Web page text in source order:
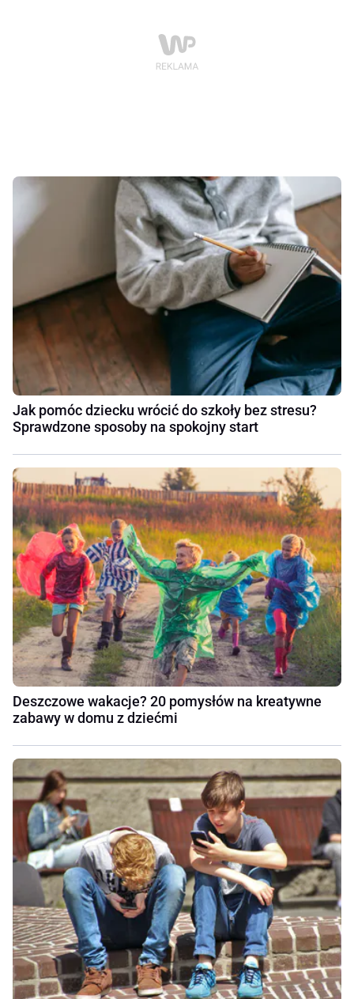
Jak pomóc dziecku wrócić do szkoły bez stresu?
Sprawdzone sposoby na spokojny start
Deszczowe wakacje? 20 pomysłów na kreatywne
zabawy w domu z dziećmi